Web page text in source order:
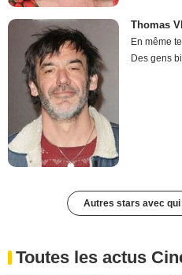
Thomas
En même
Des gens
Autres stars avec qui
Toutes les actus